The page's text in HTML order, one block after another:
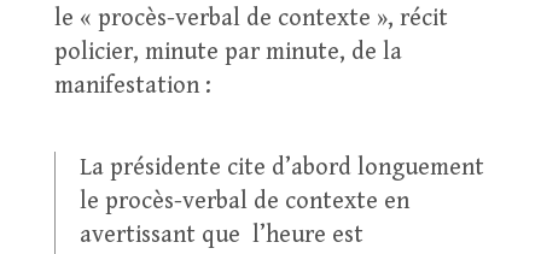
le « procès-verbal de contexte », récit
policier, minute par minute, de la
manifestation :
La présidente cite d’abord longuement
le procès-verbal de contexte en
avertissant que l’heure est